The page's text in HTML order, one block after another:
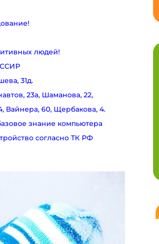
людей!
31д.
23а, Шаманова, 22,
Вайнера, 60, Щербакова, 4.
знание компьютера
согласно ТК РФ